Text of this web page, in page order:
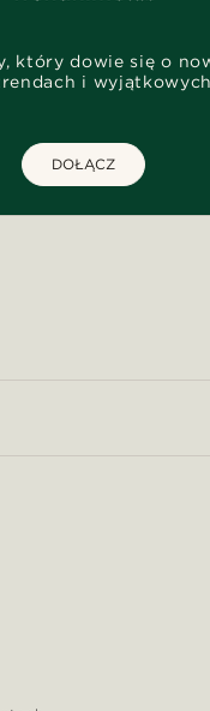
który dowie się o
i
DOŁĄCZ